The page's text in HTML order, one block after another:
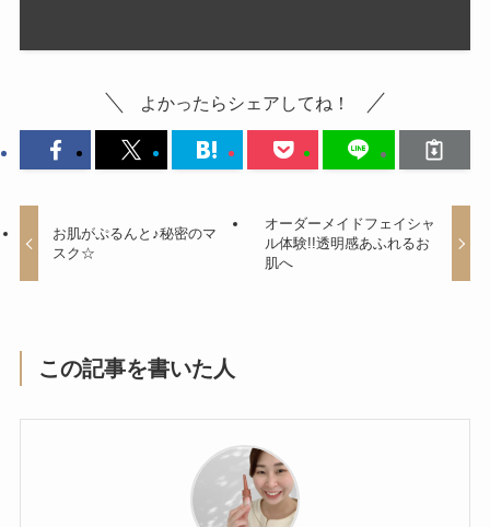
よかったらシェアしてね！
お肌がぷるんと♪秘密のマ
スク☆
オーダーメイドフェイシャ
ル体験!!透明感あふれるお
肌へ
この記事を書いた人